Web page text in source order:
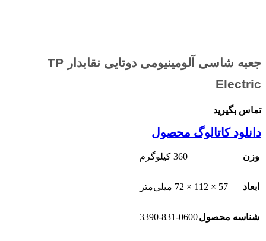
جعبه شاسی آلومینیومی دوتایی نقابدار TP
Electric
تماس بگیرید
دانلود کاتالوگ محصول
وزن 360 کیلوگرم
ابعاد 57 × 112 × 72 میلی‌متر
شناسه محصول3390-831-0600